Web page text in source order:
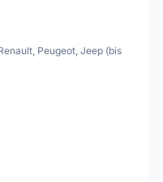
Peugeot, Jeep (bis